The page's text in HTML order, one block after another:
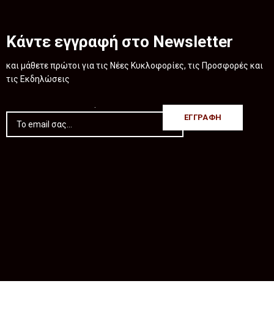
Κάντε εγγραφή στο Newsletter
και μάθετε πρώτοι για τις Νέες Κυκλοφορίες, τις Προσφορές και
τις Εκδηλώσεις